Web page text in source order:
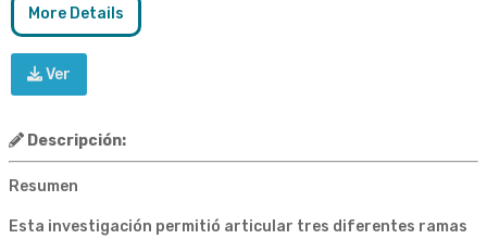
More Details
Ver
Descripción:
Resumen
Esta investigación permitió articular tres diferentes ramas